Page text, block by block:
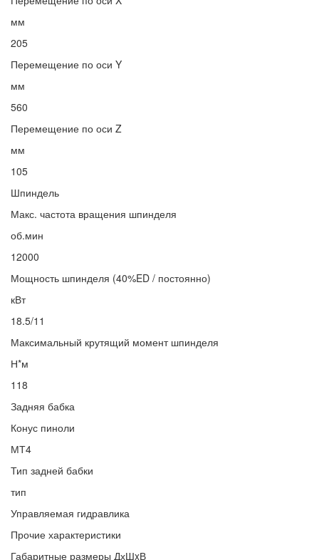
мм
205
Перемещение по оси Y
мм
560
Перемещение по оси Z
мм
105
Шпиндель
Макс. частота вращения шпинделя
об.мин
12000
Мощность шпинделя (40%ED / постоянно)
кВт
18.5/11
Максимальный крутящий момент шпинделя
Н*м
118
Задняя бабка
Конус пиноли
МТ4
Тип задней бабки
тип
Управляемая гидравлика
Прочие характеристики
Габаритные размеры ДхШxВ